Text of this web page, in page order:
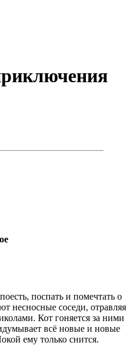
поспать и помечтать о
несносные соседи, отравляя
Кот гоняется за ними
всё новые и новые
ему только снится.